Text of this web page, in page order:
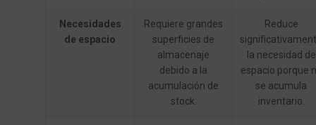
Necesidades
de espacio
Requiere grandes
superficies de
almacenaje
debido a la
acumulación de
stock.
Reduce
la necesidad de
espacio porque
se acumula
inventario.